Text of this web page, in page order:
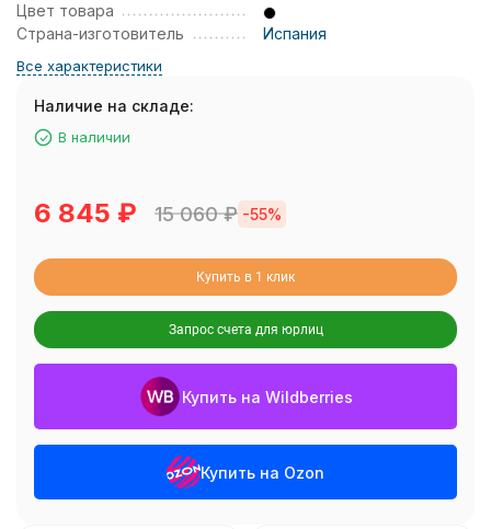
Цвет товара
Страна-изготовитель
Испания
Все характеристики
Наличие на складе:
В наличии
6 845 ₽ 15 060₽ -55%
Купить в 1 клик
Запрос счета для юрлиц
Купить на Wildberries
Купить на Ozon